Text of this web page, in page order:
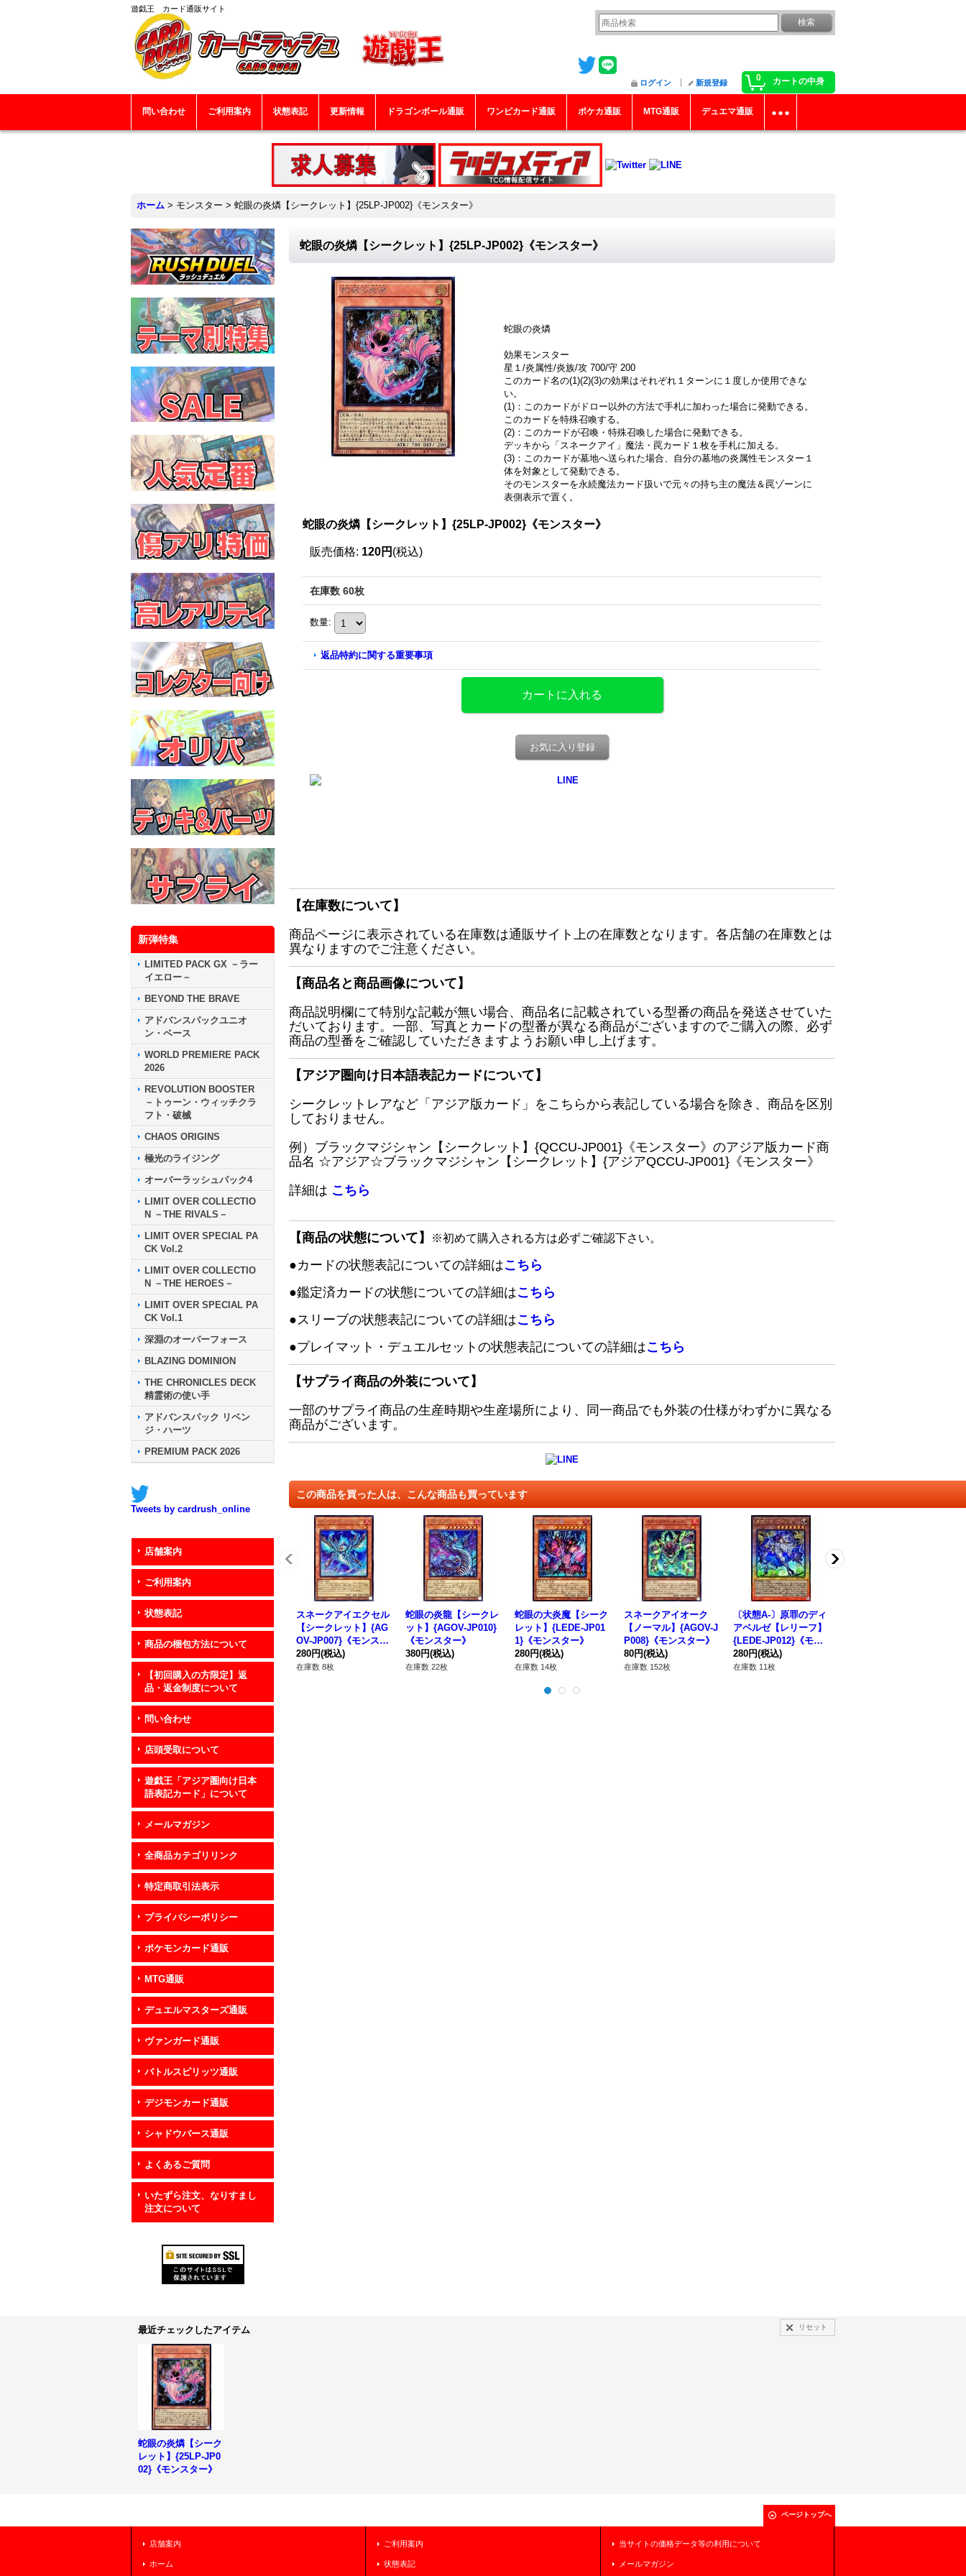
遊戯王 カード通販サイト
0 カートの中身
ログイン 新規登録
問い合わせ ご利用案内 状態表記 更新情報 ドラゴンボール通販 ワンピカード通販 ポケカ通販 MTG通販 デュエマ通販
ホーム > モンスター > 蛇眼の炎燐【シークレット】{25LP-JP002}《モンスター》
新弾特集
LIMITED PACK GX －ラー
イエロー－
BEYOND THE BRAVE
アドバンスパックユニオ
ン・ベース
WORLD PREMIERE PACK
2026
REVOLUTION BOOSTER
－トゥーン・ウィッチクラ
フト・破械
CHAOS ORIGINS
極光のライジング
オーバーラッシュパック4
LIMIT OVER COLLECTIO
N －THE RIVALS－
LIMIT OVER SPECIAL PA
CK Vol.2
LIMIT OVER COLLECTIO
N －THE HEROES－
LIMIT OVER SPECIAL PA
CK Vol.1
深淵のオーバーフォース
BLAZING DOMINION
THE CHRONICLES DECK
精霊術の使い手
アドバンスパック リベン
ジ・ハーツ
PREMIUM PACK 2026
Tweets by cardrush_online
店舗案内
ご利用案内
状態表記
商品の梱包方法について
【初回購入の方限定】返
品・返金制度について
問い合わせ
店頭受取について
遊戯王「アジア圏向け日本
語表記カード」について
メールマガジン
全商品カテゴリリンク
特定商取引法表示
プライバシーポリシー
ポケモンカード通販
MTG通販
デュエルマスターズ通販
ヴァンガード通販
バトルスピリッツ通販
デジモンカード通販
シャドウバース通販
よくあるご質問
いたずら注文、なりすまし
注文について
蛇眼の炎燐【シークレット】{25LP-JP002}《モンスター》
蛇眼の炎燐
効果モンスター
星１/炎属性/炎族/攻 700/守 200
このカード名の(1)(2)(3)の効果はそれぞれ１ターンに１度しか使用できな
い。
(1)：このカードがドロー以外の方法で手札に加わった場合に発動できる。
このカードを特殊召喚する。
(2)：このカードが召喚・特殊召喚した場合に発動できる。
デッキから「スネークアイ」魔法・罠カード１枚を手札に加える。
(3)：このカードが墓地へ送られた場合、自分の墓地の炎属性モンスター１
体を対象として発動できる。
そのモンスターを永続魔法カード扱いで元々の持ち主の魔法＆罠ゾーンに
表側表示で置く。
蛇眼の炎燐【シークレット】{25LP-JP002}《モンスター》
販売価格: 120円 (税込)
在庫数 60枚
数量:
返品特約に関する重要事項
お気に入り登録
【在庫数について】
商品ページに表示されている在庫数は通販サイト上の在庫数となります。各店舗の在庫数とは
異なりますのでご注意ください。
【商品名と商品画像について】
商品説明欄にて特別な記載が無い場合、商品名に記載されている型番の商品を発送させていた
だいております。一部、写真とカードの型番が異なる商品がございますのでご購入の際、必ず
商品の型番をご確認していただきますようお願い申し上げます。
【アジア圏向け日本語表記カードについて】
シークレットレアなど「アジア版カード」をこちらから表記している場合を除き、商品を区別
しておりません。
例）ブラックマジシャン【シークレット】{QCCU-JP001}《モンスター》のアジア版カード商
品名 ☆アジア☆ブラックマジシャン【シークレット】{アジアQCCU-JP001}《モンスター》
詳細は こちら
【商品の状態について】 ※初めて購入される方は必ずご確認下さい。
●カードの状態表記についての詳細はこちら
●鑑定済カードの状態についての詳細はこちら
●スリーブの状態表記についての詳細はこちら
●プレイマット・デュエルセットの状態表記についての詳細はこちら
【サプライ商品の外装について】
一部のサプライ商品の生産時期や生産場所により、同一商品でも外装の仕様がわずかに異なる
商品がございます。
この商品を買った人は、こんな商品も買っています
スネークアイエクセル
【シークレット】{AG
OV-JP007}《モンスタ
ー》
280円(税込)
在庫数 8枚
蛇眼の炎龍【シークレ
ット】{AGOV-JP010}
《モンスター》
380円(税込)
在庫数 22枚
蛇眼の大炎魔【シーク
レット】{LEDE-JP01
1}《モンスター》
280円(税込)
在庫数 14枚
スネークアイオーク
【ノーマル】{AGOV-J
P008}《モンスター》
80円(税込)
在庫数 152枚
〔状態A-〕原罪のディ
アベルゼ【レリーフ】
{LEDE-JP012}《モン
スター》
280円(税込)
在庫数 11枚
最近チェックしたアイテム リセット
蛇眼の炎燐【シーク
レット】{25LP-JP0
02}《モンスター》
ページトップへ
店舗案内
ホーム
ご利用案内
状態表記
当サイトの価格データ等の利用について
メールマガジン